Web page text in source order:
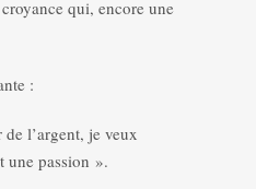
qui, encore une
:
l’argent, je veux
une passion ».